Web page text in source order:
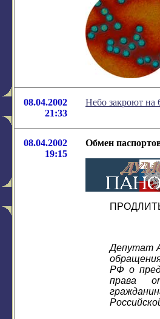
08.04.2002
21:33
Небо закроют на
08.04.2002
19:15
Обмен
Депутат
РФ о
права